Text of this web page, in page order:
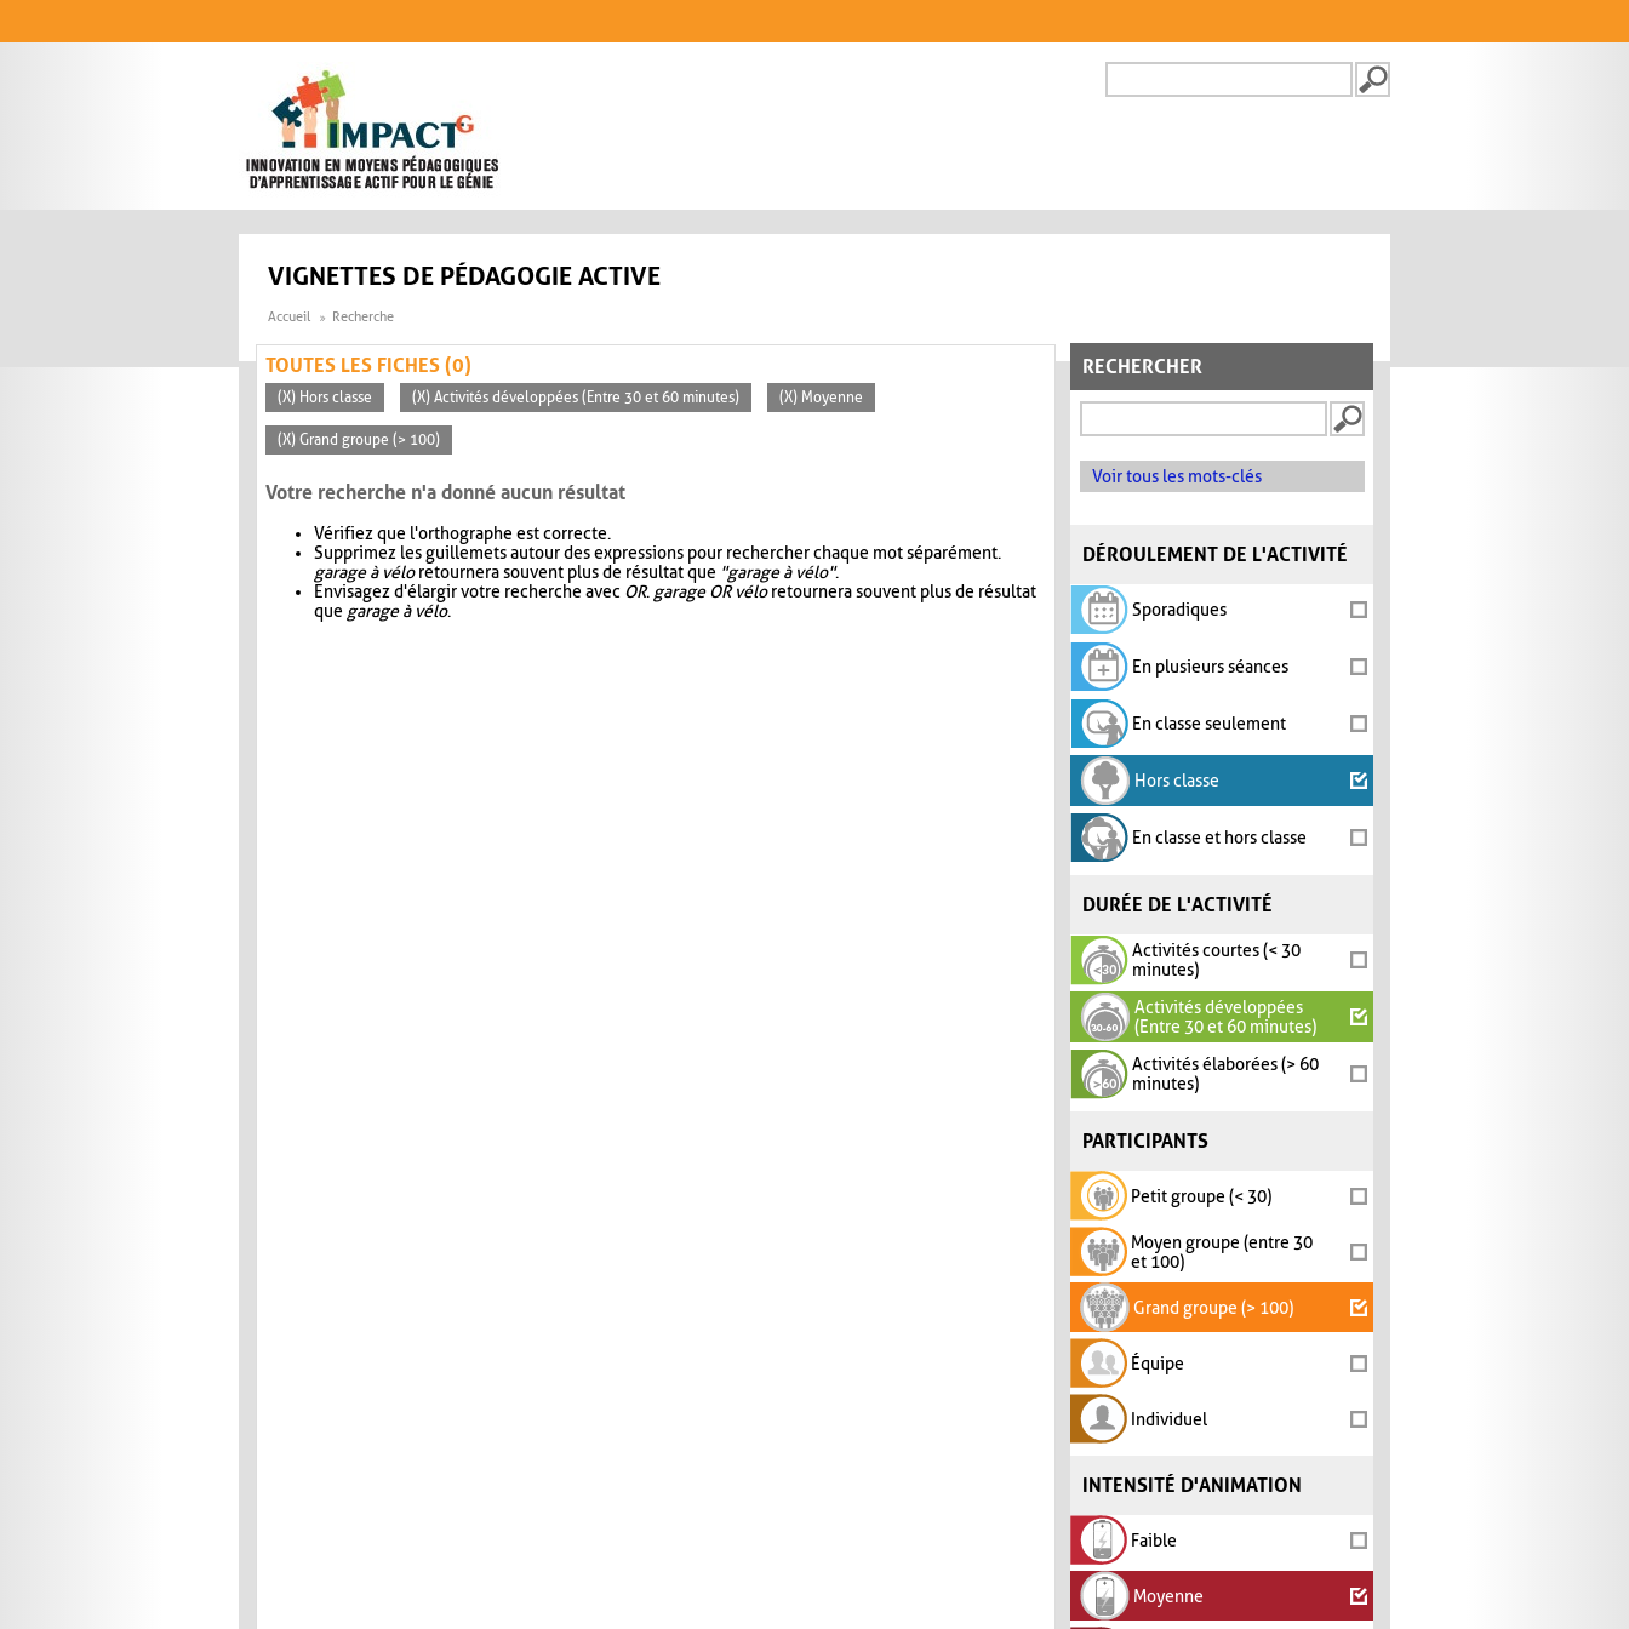
FORMULAIRE DE
VIGNETTES DE PÉDAGOGIE ACTIVE
Accueil Recherche
RECHERCHER
Voir tous les mots-clés
DÉROULEMENT DE L'ACTIVITÉ
Sporadiques
En plusieurs séances
En classe seulement
Hors classe
En classe et hors classe
DURÉE DE L'ACTIVITÉ
Activités courtes (< 30
minutes)
Activités développées
(Entre 30 et 60 minutes)
Activités élaborées (> 60
minutes)
PARTICIPANTS
Petit groupe (< 30)
Moyen groupe (entre 30
et 100)
Grand groupe (> 100)
Équipe
Individuel
INTENSITÉ D'ANIMATION
Faible
Moyenne
TOUTES LES FICHES (0)
(X) Hors classe (X) Activités développées (Entre 30 et 60 minutes) (X) Moyenne
(X) Grand groupe (> 100)
Votre recherche n'a donné aucun résultat
Vérifiez que l'orthographe est correcte.
Supprimez les guillemets autour des expressions pour rechercher chaque mot séparément.
garage à véloretournera souvent plus de résultat que "garage à vélo".
Envisagez d'élargir votre recherche avec OR. garage OR véloretournera souvent plus de résultat
que garage à vélo.